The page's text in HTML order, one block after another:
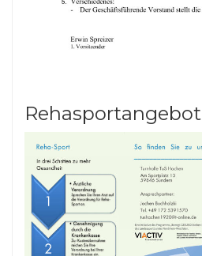
Rehasportangebot